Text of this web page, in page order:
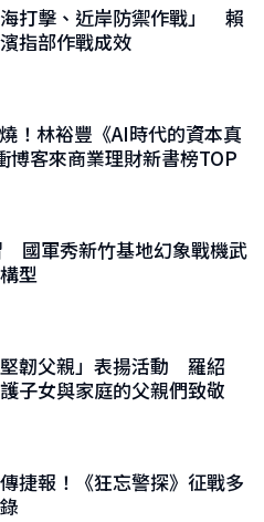
打擊、近岸防禦作戰」 賴
指部作戰成效
！林裕豐《AI時代的資本真
博客來商業理財新書榜TOP
國軍秀新竹基地幻象戰機武
型
韌父親」表揚活動 羅紹
子女與家庭的父親們致敬
捷報！《狂忘警探》征戰多